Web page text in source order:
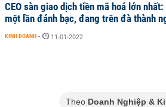
CEO sàn giao dịch tiền mã hoá lớn
một lần đánh bạc, đang trên đà thành
KINH DOANH - 11-01-2022
Theo Doanh Nghiệp &